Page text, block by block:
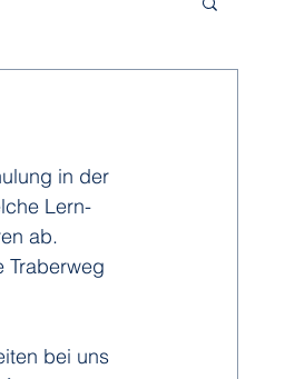
in der
Lern-
ab.
Traberweg
bei uns